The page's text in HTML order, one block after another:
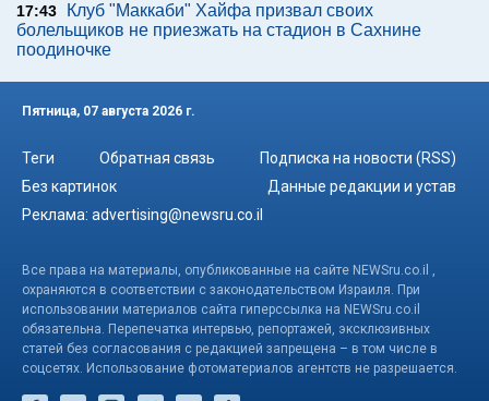
17:43
Клуб "Маккаби" Хайфа призвал своих
болельщиков не приезжать на стадион в Сахнине
поодиночке
Пятница, 07 августа 2026 г.
Теги Обратная связь
Подписка на новости (RSS)
Без картинок
Данные редакции и устав
Реклама: advertising@newsru.co.il
Все права на материалы, опубликованные на сайте NEWSru.co.il ,
охраняются в соответствии с законодательством Израиля. При
использовании материалов сайта гиперссылка на NEWSru.co.il
обязательна. Перепечатка интервью, репортажей, эксклюзивных
статей без согласования с редакцией запрещена – в том числе в
соцсетях. Использование фотоматериалов агентств не разрешается.